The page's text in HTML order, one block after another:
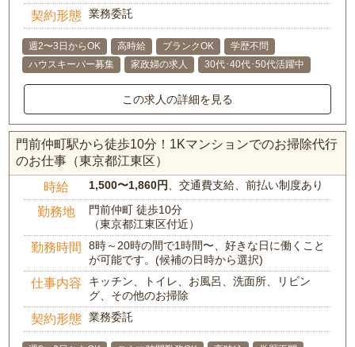
契約形態 業務委託
週2〜3日からOK 高時給 ブランクOK
学歴不問
ハウスキーパー募集
家政婦の求人 30代･40代･50代活躍中
この求人の詳細を見る
門前仲町駅から徒歩10分！1Kマンションでのお掃除代行
のお仕事（東京都江東区）
時給 1,500〜1,860円、交通費支給、前払い制度あり
勤務地
門前仲町 徒歩10分
（東京都江東区付近）
勤務時間
8時～20時の間で1時間〜、好きな日に働くこと
が可能です。(候補の日時から選択)
仕事内容
キッチン、トイレ、お風呂、洗面所、リビン
グ、その他のお掃除
契約形態 業務委託